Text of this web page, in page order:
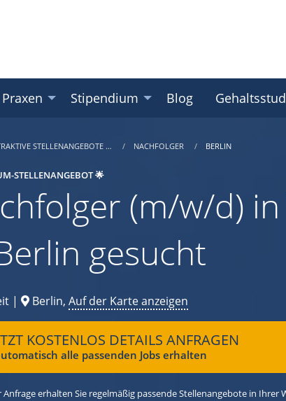
Stipendium Blog
STELLENANGEBOTE … NACHFOLGER BERLIN
STELLENANGEBOT 🌟
(m/w/d)
gesucht
| Berlin, Auf der Karte anzeigen
KOSTENLOS DETAILS ANFRAGEN
alle passenden Jobs erhalten
Anfrage erhalten Sie regelmäßig passende Stellenangebote in